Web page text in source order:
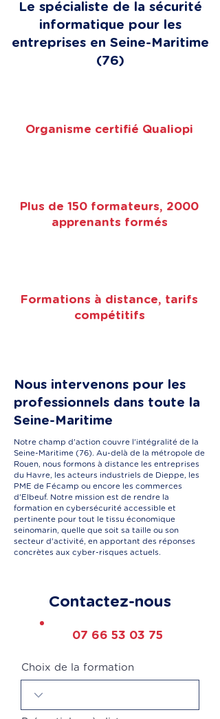
Le spécialiste de la sécurité
informatique pour les
entreprises en Seine-Maritime
(76)
Organisme certifié Qualiopi
Plus de 150 formateurs, 2000
apprenants formés
Formations à distance, tarifs
compétitifs
Nous intervenons pour les
professionnels dans toute la
Seine-Maritime
Notre champ d'action couvre l'intégralité de la
Seine-Maritime (76). Au-delà de la métropole de
Rouen, nous formons à distance les entreprises
du Havre, les acteurs industriels de Dieppe, les
PME de Fécamp ou encore les commerces
d'Elbeuf. Notre mission est de rendre la
formation en cybersécurité accessible et
pertinente pour tout le tissu économique
seinomarin, quelle que soit sa taille ou son
secteur d'activité, en apportant des réponses
concrètes aux cyber-risques actuels.
Contactez-nous
07 66 53 03 75
Choix de la formation